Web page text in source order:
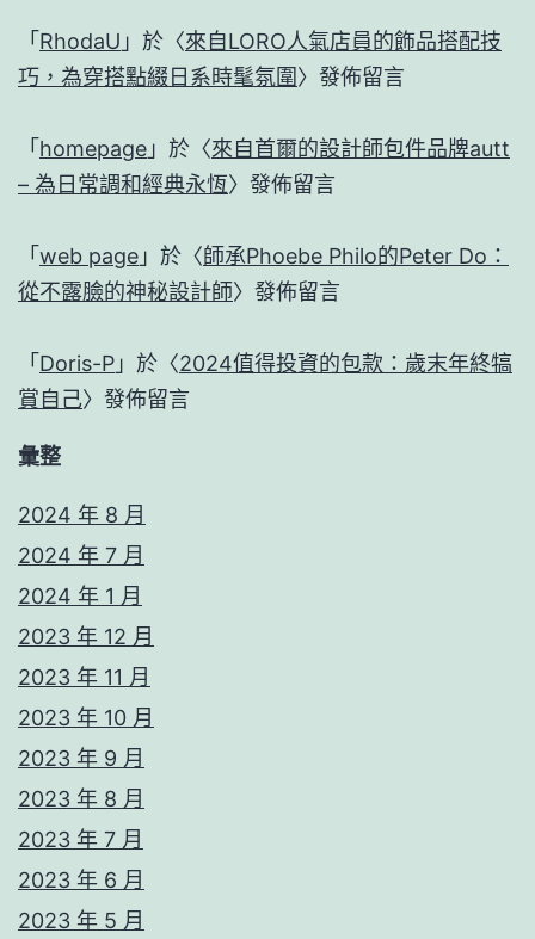
「 RhodaU 」於〈來自LORO人氣店員的飾品搭配技
巧，為穿搭點綴日系時髦氛圍〉發佈留言
「 homepage 」於〈來自首爾的設計師包件品牌autt
– 為日常調和經典永恆〉發佈留言
「 web page 」於〈師承Phoebe Philo的Peter Do：
從不露臉的神秘設計師〉發佈留言
「 Doris-P 」於〈2024值得投資的包款：歲末年終犒
賞自己〉發佈留言
彙整
2024 年 8 月
2024 年 7 月
2024 年 1 月
2023 年 12 月
2023 年 11 月
2023 年 10 月
2023 年 9 月
2023 年 8 月
2023 年 7 月
2023 年 6 月
2023 年 5 月